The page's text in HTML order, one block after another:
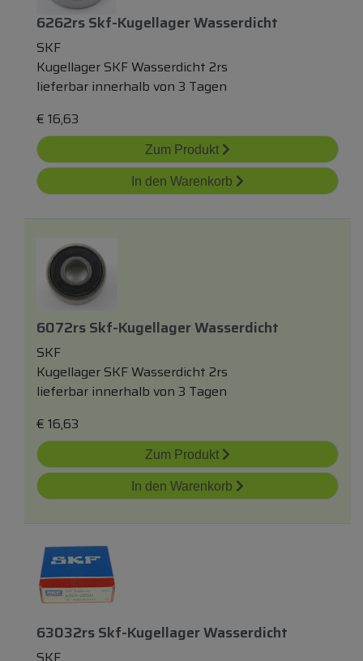
6262rs Skf-Kugellager Wasserdicht
SKF
Kugellager SKF Wasserdicht 2rs
lieferbar innerhalb von 3 Tagen
€ 16,63
Zum Produkt
In den Warenkorb
6072rs Skf-Kugellager Wasserdicht
SKF
Kugellager SKF Wasserdicht 2rs
lieferbar innerhalb von 3 Tagen
€ 16,63
Zum Produkt
In den Warenkorb
63032rs Skf-Kugellager Wasserdicht